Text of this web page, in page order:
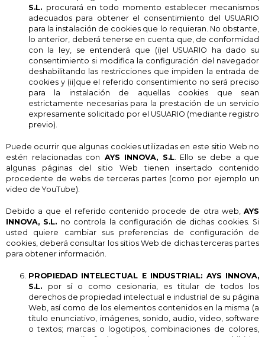
S.L. procurará en todo momento establecer mecanismos
adecuados para obtener el consentimiento del USUARIO
para la instalación de cookies que lo requieran. No obstante,
lo anterior, deberá tenerse en cuenta que, de conformidad
con la ley, se entenderá que (i)el USUARIO ha dado su
consentimiento si modifica la configuración del navegador
deshabilitando las restricciones que impiden la entrada de
cookies y (ii)que el referido consentimiento no será preciso
para la instalación de aquellas cookies que sean
estrictamente necesarias para la prestación de un servicio
expresamente solicitado por el USUARIO (mediante registro
previo).
Puede ocurrir que algunas cookies utilizadas en este sitio Web no
estén relacionadas con AYS INNOVA, S.L. Ello se debe a que
algunas páginas del sitio Web tienen insertado contenido
procedente de webs de terceras partes (como por ejemplo un
video de YouTube).
Debido a que el referido contenido procede de otra web, AYS
INNOVA, S.L. no controla la configuración de dichas cookies. Si
usted quiere cambiar sus preferencias de configuración de
cookies, deberá consultar los sitios Web de dichas terceras partes
para obtener información.
PROPIEDAD INTELECTUAL E INDUSTRIAL: AYS INNOVA,
S.L. por sí o como cesionaria, es titular de todos los
derechos de propiedad intelectual e industrial de su página
Web, así como de los elementos contenidos en la misma (a
título enunciativo, imágenes, sonido, audio, video, software
o textos; marcas o logotipos, combinaciones de colores,